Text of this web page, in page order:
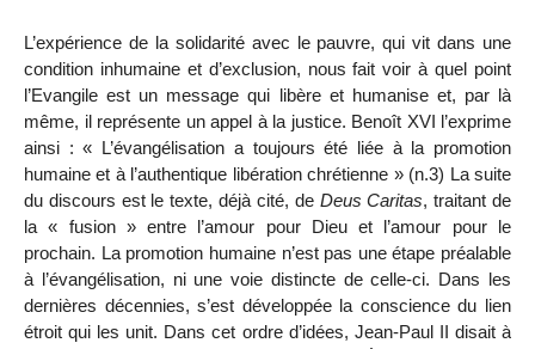
L’expérience de la solidarité avec le pauvre, qui vit dans une
condition inhumaine et d’exclusion, nous fait voir à quel point
l’Evangile est un message qui libère et humanise et, par là
même, il représente un appel à la justice. Benoît XVI l’exprime
ainsi : « L’évangélisation a toujours été liée à la promotion
humaine et à l’authentique libération chrétienne » (n.3) La suite
du discours est le texte, déjà cité, de Deus Caritas, traitant de
la « fusion » entre l’amour pour Dieu et l’amour pour le
prochain. La promotion humaine n’est pas une étape préalable
à l’évangélisation, ni une voie distincte de celle-ci. Dans les
dernières décennies, s’est développée la conscience du lien
étroit qui les unit. Dans cet ordre d’idées, Jean-Paul II disait à